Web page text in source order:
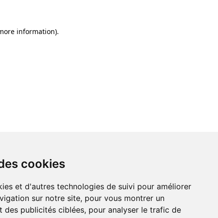
cookies
et d'autres technologies de suivi pour améliorer
sur notre site, pour vous montrer un
des publicités ciblées, pour analyser le trafic de
information).